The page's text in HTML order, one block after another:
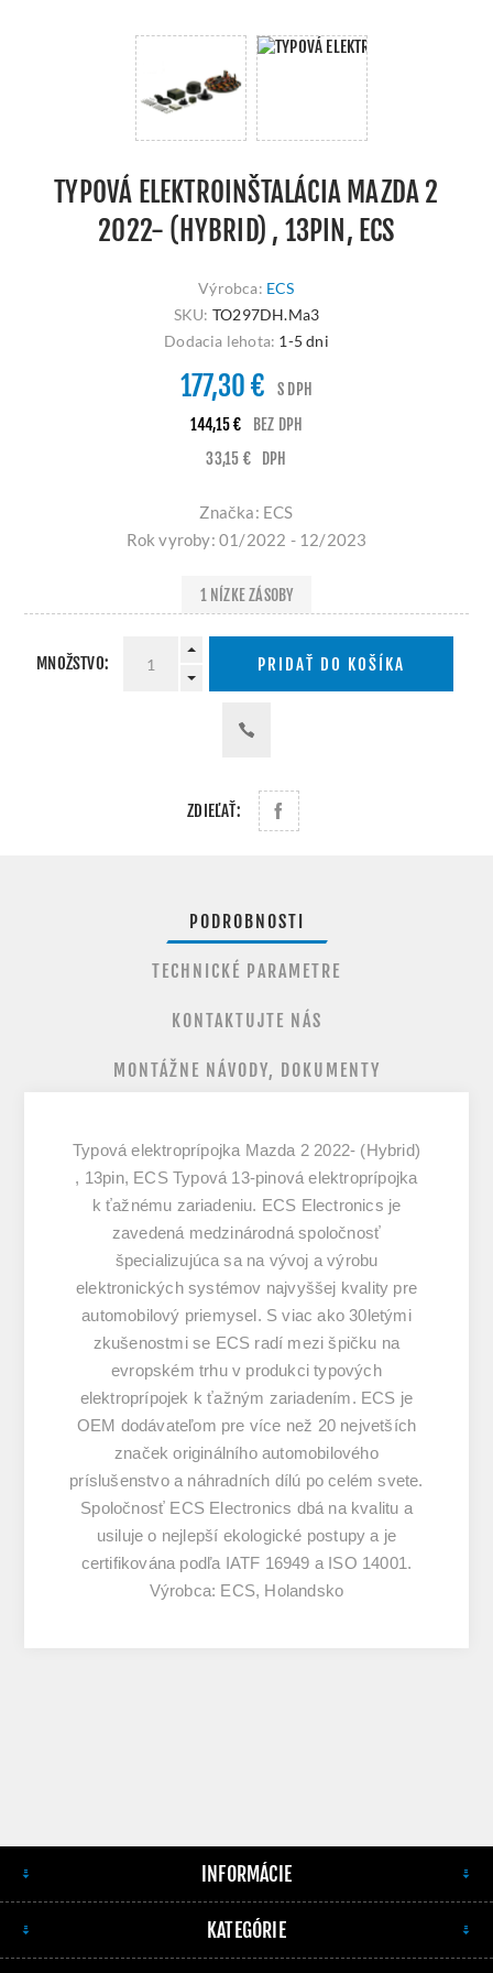
TYPOVÁ ELEKTROINŠTALÁCIA MAZDA 2
2022- (HYBRID) , 13PIN, ECS
Výrobca: ECS
SKU: TO297DH.Ma3
Dodacia lehota: 1-5 dni
177,30 €
S DPH
144,15 €
BEZ DPH
33,15 €
DPH
Značka: ECS
Rok vyroby: 01/2022 - 12/2023
1 NÍZKE ZÁSOBY
MNOŽSTVO: PRIDAŤ DO KOŠÍKA
ZDIEĽAŤ:
PODROBNOSTI
TECHNICKÉ PARAMETRE
KONTAKTUJTE NÁS
MONTÁŽNE NÁVODY, DOKUMENTY
Typová elektroprípojka Mazda 2 2022- (Hybrid)
, 13pin, ECS Typová 13-pinová elektroprípojka
k ťažnému zariadeniu. ECS Electronics je
zavedená medzinárodná spoločnosť
špecializujúca sa na vývoj a výrobu
elektronických systémov najvyššej kvality pre
automobilový priemysel. S viac ako 30letými
zkušenostmi se ECS radí mezi špičku na
evropském trhu v produkci typových
elektroprípojek k ťažným zariadením. ECS je
OEM dodávateľom pre více než 20 nejvetších
značek originálního automobilového
príslušenstvo a náhradních dílú po celém svete.
Spoločnosť ECS Electronics dbá na kvalitu a
usiluje o nejlepší ekologické postupy a je
certifikována podľa IATF 16949 a ISO 14001.
Výrobca: ECS, Holandsko
INFORMÁCIE
KATEGÓRIE